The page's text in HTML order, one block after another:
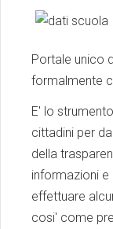
Portale unico
formalmente
E' lo
cittadini per
della
informazioni
effettuare
cosi' come